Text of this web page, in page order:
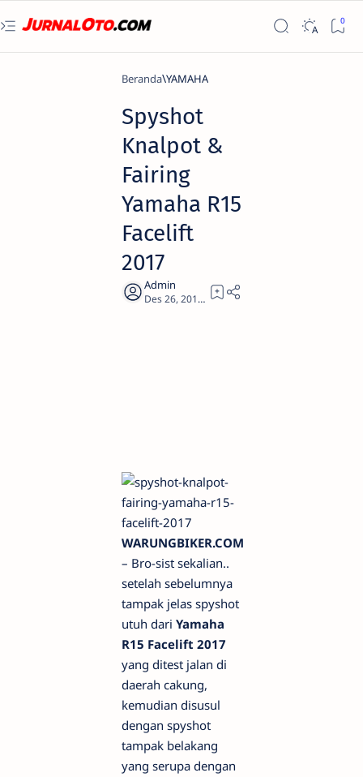
Beranda YAMAHA
Spyshot
Knalpot &
Fairing
Yamaha R15
Facelift
2017
1
WARUNGBIKER.COM
– Bro-sist sekalian..
setelah sebelumnya
tampak jelas spyshot
utuh dari Yamaha
R15 Facelift 2017
yang ditest jalan di
daerah cakung,
kemudian disusul
dengan spyshot
tampak belakang
yang serupa dengan